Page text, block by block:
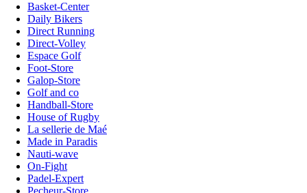
Basket-Center
Daily Bikers
Direct Running
Direct-Volley
Espace Golf
Foot-Store
Galop-Store
Golf and co
Handball-Store
House of Rugby
La sellerie de Maé
Made in Paradis
Nauti-wave
On-Fight
Padel-Expert